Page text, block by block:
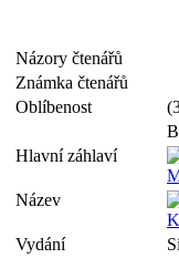
Názory čtenářů
Známka čtenářů
Oblíbenost
Hlavní záhlaví
Název
Vydání